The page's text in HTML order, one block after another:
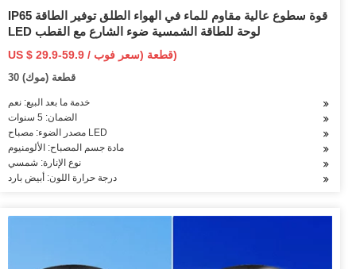
IP65 قوة سطوع عالية مقاوم للماء في الهواء الطلق توفير الطاقة
LED لوحة للطاقة الشمسية ضوء الشارع مع القطب
US $ 29.9-59.9 / قطعة (سعر فوب)
30 قطعة (موك)
خدمة ما بعد البيع: نعم
الضمان: 5 سنوات
مصدر الضوء: مصباح LED
مادة جسم المصباح: الألومنيوم
نوع الإنارة: شمسي
درجة حرارة اللون: أبيض بارد